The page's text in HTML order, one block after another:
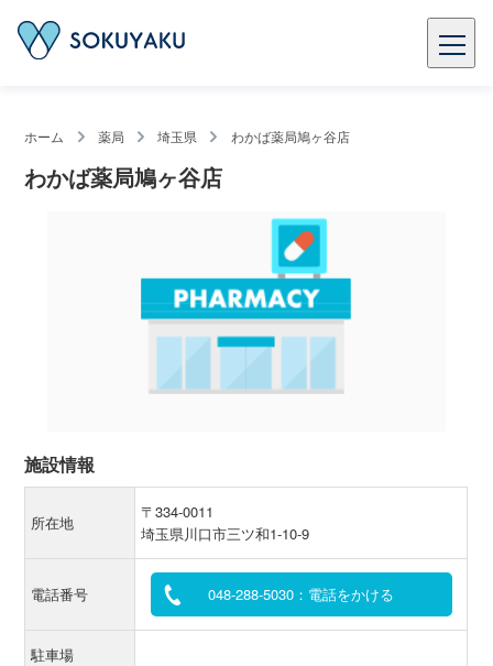
ホーム 薬局 埼玉県 わかば薬局鳩ヶ谷店
わかば薬局鳩ヶ谷店
施設情報
所在地
〒334-0011
埼玉県川口市三ツ和1-10-9
電話番号 048-288-5030：電話をかける
駐車場